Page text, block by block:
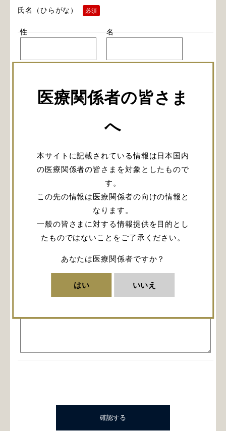
医療関係者の皆さま
へ
本サイトに記載されている情報は日本国内
の医療関係者の皆さまを対象としたもので
す。
この先の情報は医療関係者の向けの情報と
なります。
一般の皆さまに対する情報提供を目的とし
たものではないことをご了承ください。
あなたは医療関係者ですか？
はい いいえ
氏名（ひらがな） 必須
性 名
※お電話番号を入力いただいていない場合は、ご所属医
療機関のお電話にご連絡させていただきます。
メールアドレス 必須
お問い合わせ内容 必須